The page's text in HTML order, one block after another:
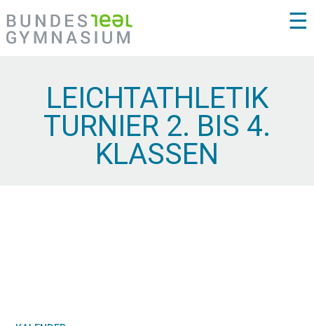
☰
LEICHTATHLETIK
TURNIER 2. BIS 4.
KLASSEN